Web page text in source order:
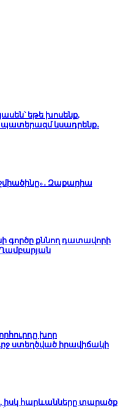
եթե խոսենք,
պատերազմ կսադրենք․
Զաքարիա
գործը քննող դատավորի
խոր
ստեղծված իրավիճակի
իսկ հարևանները տարածք